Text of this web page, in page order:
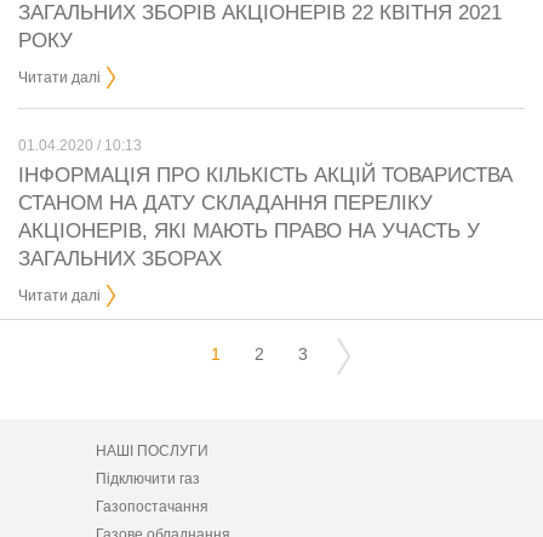
ЗАГАЛЬНИХ ЗБОРІВ АКЦІОНЕРІВ 22 КВІТНЯ 2021
РОКУ
Читати далі
01.04.2020 / 10:13
ІНФОРМАЦІЯ ПРО КІЛЬКІСТЬ АКЦІЙ ТОВАРИСТВА
СТАНОМ НА ДАТУ СКЛАДАННЯ ПЕРЕЛІКУ
АКЦІОНЕРІВ, ЯКІ МАЮТЬ ПРАВО НА УЧАСТЬ У
ЗАГАЛЬНИХ ЗБОРАХ
Читати далі
1 2 3
НАШІ ПОСЛУГИ
Підключити газ
Газопостачання